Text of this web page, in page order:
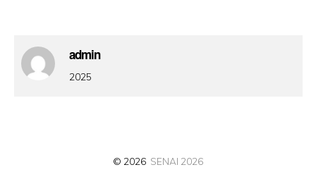
admin
2025
© 2026 SENAI 2026